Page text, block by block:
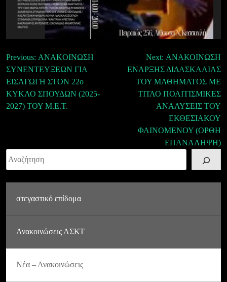
Πλοήγηση
άρθρων
Previous: ΑΝΑKOINΩΣΗ
ΣΥΝΕΝΤΕΥΞΕΩΝ ΓΙΑ
ΕΙΣΑΓΩΓΗ ΣΤΟΝ 22ο
ΚΥΚΛΟ ΣΠΟΥΔΩΝ (2025-
2027) ΤΟΥ Μ.Ε.Τ.
Next: ΑΝΑΚΟΙΝΩΣΗ
ΕΝΑΡΞΗΣ ΔΙΔΑΣΚΑΛΙΑΣ
ΤΟΥ ΜΑΘΗΜΑΤΟΣ ΜΕ
ΤΙΤΛΟ ΠΟΛΙΤΙΣΜΙΚΕΣ
ΑΝΑΛΥΣΕΙΣ ΤΟΥ
ΕΚΘΕΣΙΑΚΟΥ
ΦΑΙΝΟΜΕΝΟΥ (ΟΡΘΗ
ΕΠΑΝΑΛΗΨΗ)
Αναζήτηση
στεγαστικό επίδομα
Ανακοινώσεις ΑΣΚΤ
Νέα – Ανακοινώσεις